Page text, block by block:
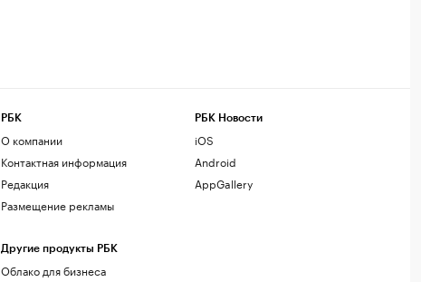
РБК
О компании
Контактная информация
Редакция
Размещение рекламы
Другие продукты РБК
Облако для бизнеса
РБК Новости
iOS
Android
AppGallery